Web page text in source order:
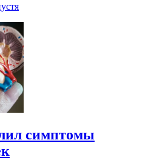
симптомы